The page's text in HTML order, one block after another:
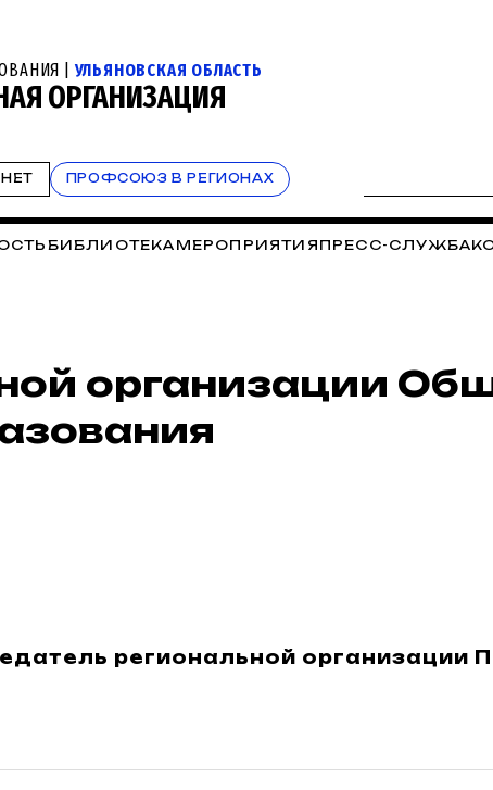
| УЛЬЯНОВСКАЯ ОБЛАСТЬ
ОРГАНИЗАЦИЯ
ПРОФСОЮЗ В РЕГИОНАХ
БИБЛИОТЕКА МЕРОПРИЯТИЯ ПРЕСС-СЛУЖБА
организации
региональной организации